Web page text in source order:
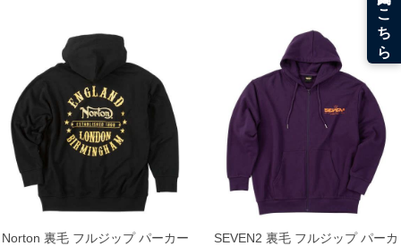
Norton 裏毛 フルジップ パーカー
SEVEN2 裏毛 フルジップ パーカ